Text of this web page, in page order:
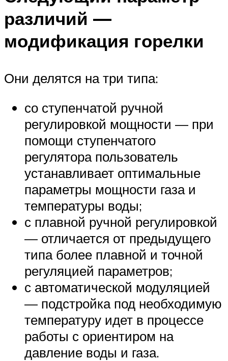
различий —
модификация горелки
Они делятся на три типа:
со ступенчатой ручной
регулировкой мощности — при
помощи ступенчатого
регулятора пользователь
устанавливает оптимальные
параметры мощности газа и
температуры воды;
с плавной ручной регулировкой
— отличается от предыдущего
типа более плавной и точной
регуляцией параметров;
с автоматической модуляцией
— подстройка под необходимую
температуру идет в процессе
работы с ориентиром на
давление воды и газа.